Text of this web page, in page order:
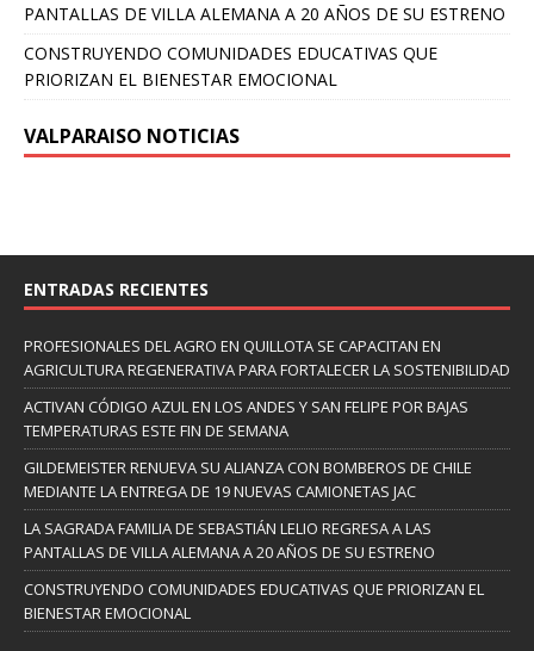
PANTALLAS DE VILLA ALEMANA A 20 AÑOS DE SU ESTRENO
CONSTRUYENDO COMUNIDADES EDUCATIVAS QUE
PRIORIZAN EL BIENESTAR EMOCIONAL
VALPARAISO NOTICIAS
ENTRADAS RECIENTES
PROFESIONALES DEL AGRO EN QUILLOTA SE CAPACITAN EN
AGRICULTURA REGENERATIVA PARA FORTALECER LA SOSTENIBILIDAD
ACTIVAN CÓDIGO AZUL EN LOS ANDES Y SAN FELIPE POR BAJAS
TEMPERATURAS ESTE FIN DE SEMANA
GILDEMEISTER RENUEVA SU ALIANZA CON BOMBEROS DE CHILE
MEDIANTE LA ENTREGA DE 19 NUEVAS CAMIONETAS JAC
LA SAGRADA FAMILIA DE SEBASTIÁN LELIO REGRESA A LAS
PANTALLAS DE VILLA ALEMANA A 20 AÑOS DE SU ESTRENO
CONSTRUYENDO COMUNIDADES EDUCATIVAS QUE PRIORIZAN EL
BIENESTAR EMOCIONAL